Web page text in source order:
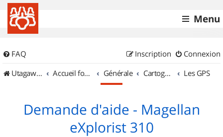
Menu
FAQ Connexion
Inscription
UtagawaVTT (Randos VTT et VTTAE avec traces GPS)
Accueil forum Générale Cartographie et GPS Les GPS
Demande d'aide - Magellan
eXplorist 310